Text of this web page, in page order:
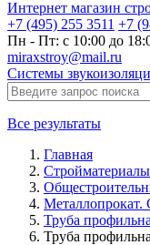
Интернет магазин
+7 (495) 255 3511 +7
Пн - Пт: с 10:00 до
miraxstroy@mail.ru
Системы
Все результаты
Главная
Стройматериалы
Металлопрокат.
Труба
Труба